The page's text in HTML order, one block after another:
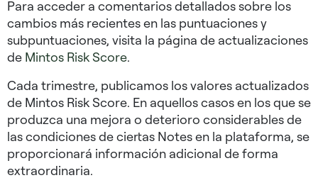
Para acceder a comentarios detallados sobre los
cambios más recientes en las puntuaciones y
subpuntuaciones, visita la página de actualizaciones
de Mintos Risk Score.
Cada trimestre, publicamos los valores actualizados
de Mintos Risk Score. En aquellos casos en los que se
produzca una mejora o deterioro considerables de
las condiciones de ciertas Notes en la plataforma, se
proporcionará información adicional de forma
extraordinaria.